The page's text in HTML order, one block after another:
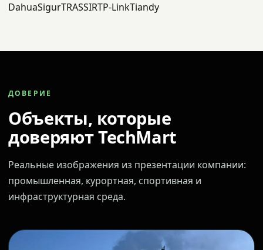
DahuaSigurTRASSIRTP-LinkTiandy
ДОВЕРИЕ
Объекты, которые
доверяют TechMart
Реальные изображения из презентации компании:
промышленная, курортная, спортивная и
инфраструктурная среда.